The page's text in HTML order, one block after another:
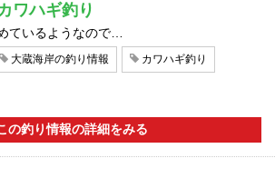
ワハギ釣り
ているようなので…
大蔵海岸の釣り情報 カワハギ釣り
の釣り情報の詳細をみる